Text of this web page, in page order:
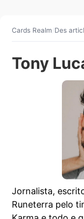
Cards Realm/Des
Tony
Jornalista,
Runeterra pelo